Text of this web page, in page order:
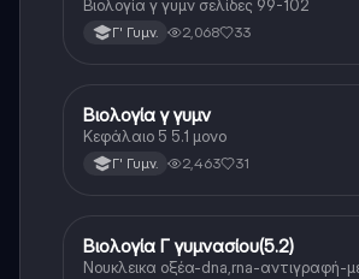
Βιολογία γ γυμν σελίδες 99-102
Γ' Γυμν. 2,068 33
Βιολογία
Βιολογία γ γυμν
Κεφάλαιο 5 5.1 μονο
Γ' Γυμν. 2,463 31
Βιολογία
Βιολογία Γ γυμνασίου(5.2)
Νουκλεικα οξέα-dna,rna-αντιγραφή-